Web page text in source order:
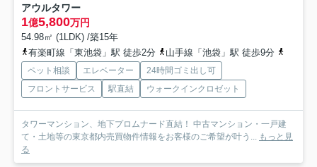
アウルタワー
1億5,800万円
54.98㎡ (1LDK) /築15年
有楽町線「東池袋」駅 徒歩2分
山手線「池袋」駅 徒歩9分
ペット相談 エレベーター
24時間ゴミ出し可
フロントサービス
駅直結 ウォークインクロゼット
タワーマンション、地下プロムナード直結！ 中古マンション・一戸建
て・土地等の東京都内売買物件情報をお客様のご希望が叶う... もっと見
る